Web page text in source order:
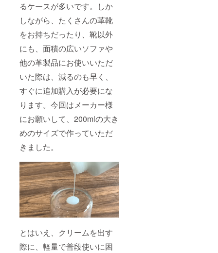
るケースが多いです。しか
しながら、たくさんの革靴
をお持ちだったり、靴以外
にも、面積の広いソファや
他の革製品にお使いいただ
いた際は、減るのも早く、
すぐに追加購入が必要にな
ります。今回はメーカー様
にお願いして、200mlの大き
めのサイズで作っていただ
きました。
とはいえ、クリームを出す
際に、軽量で普段使いに困